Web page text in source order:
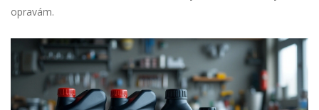
opravám.